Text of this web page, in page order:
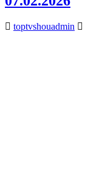
toptvshouadmin